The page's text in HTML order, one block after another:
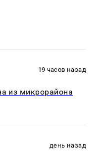
19 часов назад
из микрорайона
день назад